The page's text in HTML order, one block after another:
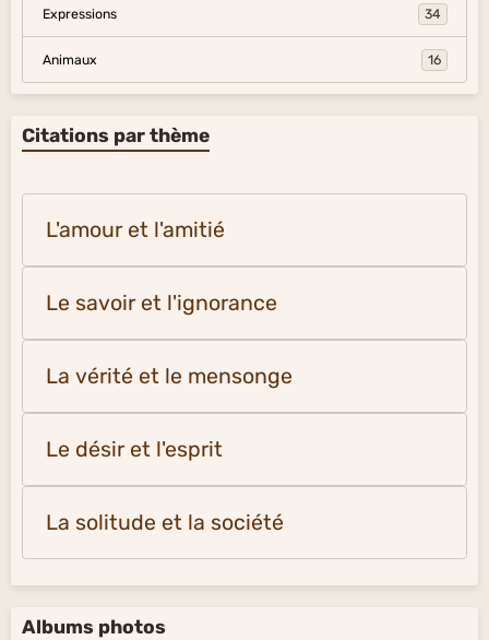
Expressions 34
Animaux 16
Citations par thème
L'amour et l'amitié
Le savoir et l'ignorance
La vérité et le mensonge
Le désir et l'esprit
La solitude et la société
Albums photos